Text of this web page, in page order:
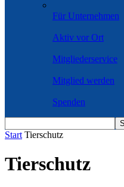
Für Unternehmen
Aktiv vor Ort
Mitgliederservice
Mitglied werden
Spenden
Start Tierschutz
Tierschutz